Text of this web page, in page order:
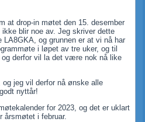
at drop-in møtet den 15. desember
blir noe av. Jeg skriver dette
LA8GKA, og grunnen er at vi nå har
i løpet av tre uker, og til
derfor vil la det være nok nå like
jeg vil derfor nå ønske alle
nyttår!
for 2023, og det er uklart
årsmøtet i februar.